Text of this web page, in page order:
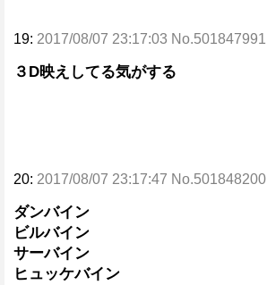
19: 2017/08/07 23:17:03 No.501847991
３D映えしてる気がする
20: 2017/08/07 23:17:47 No.501848200
ダンバイン
ビルバイン
サーバイン
ヒュッケバイン